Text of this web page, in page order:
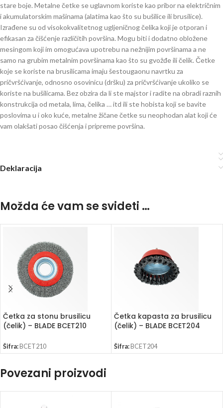
stare boje. Metalne četke se uglavnom koriste kao pribor na električnim
i akumulatorskim mašinama (alatima kao što su bušilice ili brusilice).
Izrađene su od visokokvalitetnog ugljeničnog čelika koji je otporan i
efikasan za čišćenje različitih površina. Mogu biti i dodatno obložene
mesingom koji im omogućava upotrebu na nežnijim površinama a ne
samo na grubim metalnim površinama kao što su gvožđe ili čelik. Četke
koje se koriste na brusilicama imaju šestougaonu navrtku za
pričvršćivanje, odnosno osovinicu (dršku) za pričvršćivanje ukoliko se
koriste na bušilicama. Bez obzira da li ste majstor i radite na obradi raznih
konstrukcija od metala, lima, čelika … itd ili ste hobista koji se bavite
poslovima u i oko kuće, metalne žičane četke su neophodan alat koji će
vam olakšati posao čišćenja i pripreme površina.
Deklaracija
Možda će vam se svideti …
Četka za stonu brusilicu
(čelik) – BLADE BCET210
Šifra: BCET210
Četka kapasta za brusilicu
(čelik) – BLADE BCET204
Šifra: BCET204
Povezani proizvodi